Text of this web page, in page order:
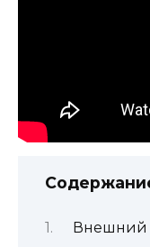
Внешний